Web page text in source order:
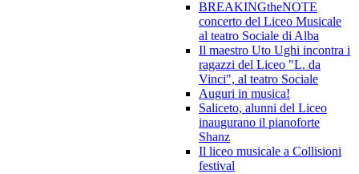
BREAKINGtheNOTE
concerto del Liceo Musicale
al teatro Sociale di Alba
Il maestro Uto Ughi incontra i
ragazzi del Liceo "L. da
Vinci", al teatro Sociale
Auguri in musica!
Saliceto, alunni del Liceo
inaugurano il pianoforte
Shanz
Il liceo musicale a Collisioni
festival